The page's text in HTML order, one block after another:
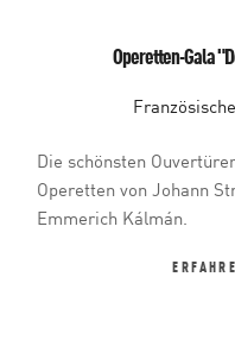
Operetten-Gala
Die schönsten
Operetten von Johann
Emmerich Kálmán.